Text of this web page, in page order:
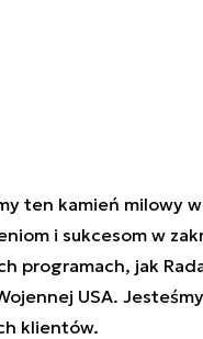
ten kamień milowy
i sukcesom w
programach, jak
USA.
klientów.